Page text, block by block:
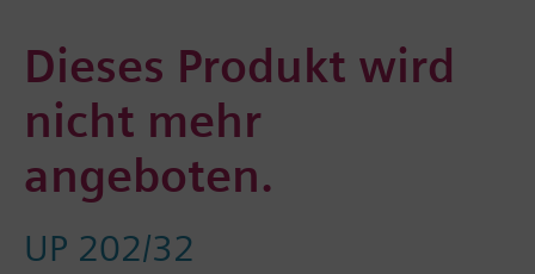
Dieses Produkt wird
nicht mehr
angeboten.
UP 202/32